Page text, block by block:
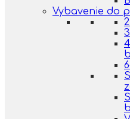
Vybavenie do